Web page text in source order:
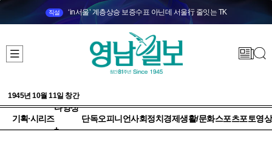
직설 ‘in서울’ 계층상승 보증수표 아닌데 서울行 줄잇는 TK
1945년 10월 11일 창간
기획·시리즈
다양성
+
단독오피니언사회정치 경제생활/문화스포츠포토영상